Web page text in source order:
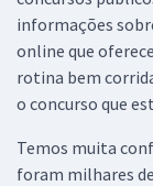
informações
online que
rotina bem
o concurso que
Temos muita
foram milhares